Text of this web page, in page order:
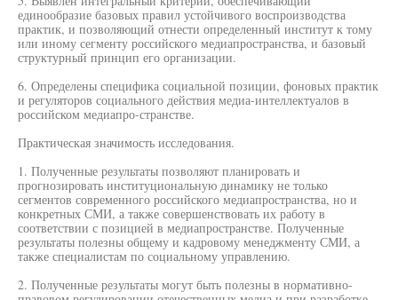
единообразие базовых правил устойчивого воспроизводства
практик, и позволяющий отнести определенный институт к тому
или иному сегменту российского медиапространства, и базовый
структурный принцип его организации.
6. Определены специфика социальной позиции, фоновых практик
и регуляторов социального действия медиа-интеллектуалов в
российском медиапро-странстве.
Практическая значимость исследования.
1. Полученные результаты позволяют планировать и
прогнозировать институциональную динамику не только
сегментов современного российского медиапространства, но и
конкретных СМИ, а также совершенствовать их работу в
соответствии с позицией в медиапространстве. Полученные
результаты полезны общему и кадровому менеджменту СМИ, а
также специалистам по социальному управлению.
2. Полученные результаты могут быть полезны в нормативно-